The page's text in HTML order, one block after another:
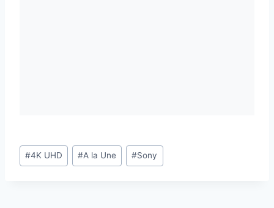
Étiquettes
de
#4K UHD #A la Une #Sony